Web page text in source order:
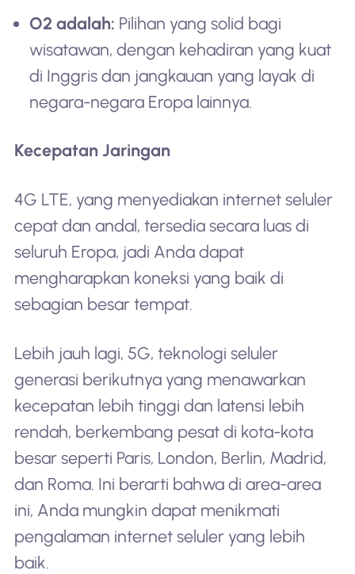
O2 adalah: Pilihan yang solid bagi
wisatawan, dengan kehadiran yang kuat
di Inggris dan jangkauan yang layak di
negara-negara Eropa lainnya.
Kecepatan Jaringan
4G LTE, yang menyediakan internet seluler
cepat dan andal, tersedia secara luas di
seluruh Eropa, jadi Anda dapat
mengharapkan koneksi yang baik di
sebagian besar tempat.
Lebih jauh lagi, 5G, teknologi seluler
generasi berikutnya yang menawarkan
kecepatan lebih tinggi dan latensi lebih
rendah, berkembang pesat di kota-kota
besar seperti Paris, London, Berlin, Madrid,
dan Roma. Ini berarti bahwa di area-area
ini, Anda mungkin dapat menikmati
pengalaman internet seluler yang lebih
baik.